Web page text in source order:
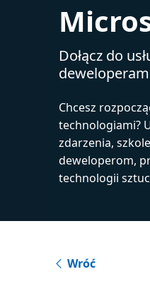
Dołącz do
Chcesz
technologiami?
zdarzenia,
deweloperom,
technologii
Wróć